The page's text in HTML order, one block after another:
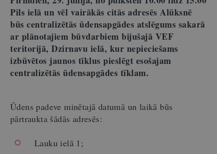
Pils ielā un vēl vairākās citās adresēs Alūksnē
būs centralizētās ūdensapgādes atslēgums sakarā
ar plānotajiem būvdarbiem bijušajā VEF
teritorijā, Dzirnavu ielā, kur nepieciešams
izbūvētos jaunos tīklus pieslēgt esošajam
centralizētās ūdensapgādes tīklam.
Ūdens padeve minētajā datumā un laikā būs
pārtraukta šādās adresēs:
Lauku ielā 1;